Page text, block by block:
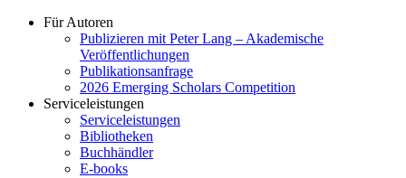
Für Autoren
Publizieren mit Peter Lang – Akademische
Veröffentlichungen
Publikationsanfrage
2026 Emerging Scholars Competition
Serviceleistungen
Serviceleistungen
Bibliotheken
Buchhändler
E-books